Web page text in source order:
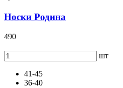
Носки Родина
490
шт
41-45
36-40